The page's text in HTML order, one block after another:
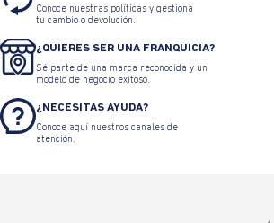
Conoce nuestras políticas y gestiona
tu cambio o devolución.
¿QUIERES SER UNA FRANQUICIA?
Sé parte de una marca reconocida y un
modelo de negocio exitoso.
¿NECESITAS AYUDA?
Conoce aquí nuestros canales de
atención.